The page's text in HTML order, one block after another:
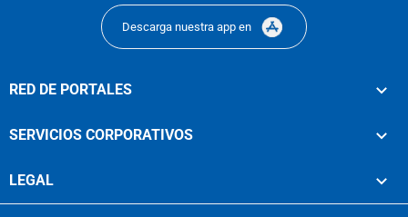
Descarga nuestra app en
RED DE PORTALES
SERVICIOS CORPORATIVOS
LEGAL